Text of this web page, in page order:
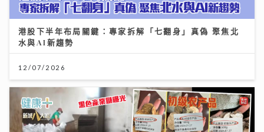
港股下半年布局關鍵：專家拆解「七翻身」真偽 聚焦北
水與AI新趨勢
12/07/2026